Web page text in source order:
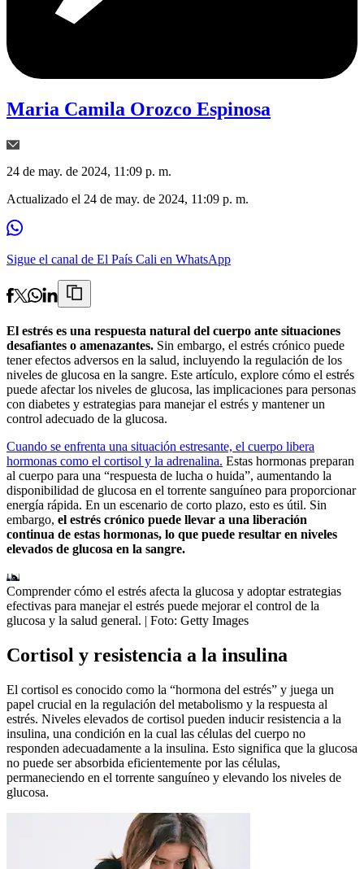
Maria Camila Orozco Espinosa
24 de may. de 2024, 11:09 p. m.
Actualizado el 24 de may. de 2024, 11:09 p. m.
Sigue el canal de El País Cali en WhatsApp
El estrés es una respuesta natural del cuerpo ante situaciones
desafiantes o amenazantes. Sin embargo, el estrés crónico puede
tener efectos adversos en la salud, incluyendo la regulación de los
niveles de glucosa en la sangre. Este artículo, explore cómo el estrés
puede afectar los niveles de glucosa, las implicaciones para personas
con diabetes y estrategias para manejar el estrés y mantener un
control adecuado de la glucosa.
Cuando se enfrenta una situación estresante, el cuerpo libera
hormonas como el cortisol y la adrenalina. Estas hormonas preparan
al cuerpo para una “respuesta de lucha o huida”, aumentando la
disponibilidad de glucosa en el torrente sanguíneo para proporcionar
energía rápida. En un escenario de corto plazo, esto es útil. Sin
embargo, el estrés crónico puede llevar a una liberación
continua de estas hormonas, lo que puede resultar en niveles
elevados de glucosa en la sangre.
Comprender cómo el estrés afecta la glucosa y adoptar estrategias
efectivas para manejar el estrés puede mejorar el control de la
glucosa y la salud general. | Foto: Getty Images
Cortisol y resistencia a la insulina
El cortisol es conocido como la “hormona del estrés” y juega un
papel crucial en la regulación del metabolismo y la respuesta al
estrés. Niveles elevados de cortisol pueden inducir resistencia a la
insulina, una condición en la cual las células del cuerpo no
responden adecuadamente a la insulina. Esto significa que la glucosa
no puede ser absorbida eficientemente por las células,
permaneciendo en el torrente sanguíneo y elevando los niveles de
glucosa.